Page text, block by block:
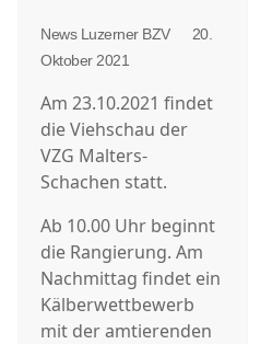
News Luzerner BZV
20.
Oktober 2021
Am 23.10.2021 findet
die Viehschau der
VZG Malters-
Schachen statt.
Ab 10.00 Uhr beginnt
die Rangierung. Am
Nachmittag findet ein
Kälberwettbewerb
mit der amtierenden